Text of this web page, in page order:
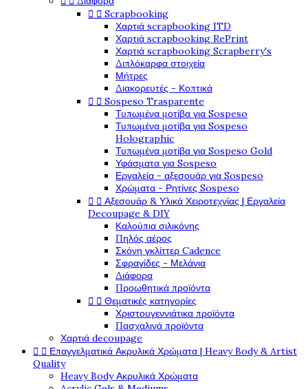
  Scrapbooking
Χαρτιά scrapbooking ITD
Χαρτιά scrapbooking RePrint
Χαρτιά scrapbooking Scrapberry's
Διπλόκαρφα στοιχεία
Μήτρες
Διακορευτές - Κοπτικά
  Sospeso Trasparente
Τυπωμένα μοτίβα για Sospeso
Τυπωμένα μοτίβα για Sospeso
Holographic
Τυπωμένα μοτίβα για Sospeso Gold
Υφάσματα για Sospeso
Εργαλεία - αξεσουάρ για Sospeso
Χρώματα - Ρητίνες Sospeso
  Αξεσουάρ & Υλικά Χειροτεχνίας | Εργαλεία
Decoupage & DIY
Καλούπια σιλικόνης
Πηλός αέρος
Σκόνη γκλίττερ Cadence
Σφραγίδες - Μελάνια
Διάφορα
Προωθητικά προϊόντα
  Θεματικές κατηγορίες
Χριστουγεννιάτικα προϊόντα
Πασχαλινά προϊόντα
Χαρτιά decoupage
  Επαγγελματικά Ακρυλικά Χρώματα | Heavy Body & Artist
Quality
Heavy Body Ακρυλικά Χρώματα